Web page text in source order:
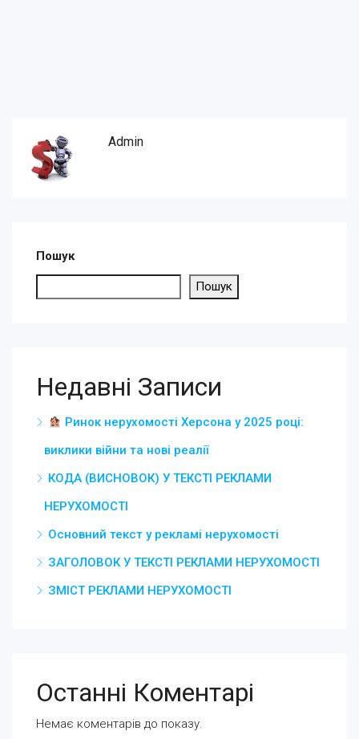
Admin
Пошук
Пошук
Недавні Записи
Ринок нерухомості Херсона у 2025 році:
виклики війни та нові реалії
КОДА (ВИСНОВОК) У ТЕКСТІ РЕКЛАМИ
НЕРУХОМОСТІ
Основний текст у рекламі нерухомості
ЗАГОЛОВОК У ТЕКСТІ РЕКЛАМИ НЕРУХОМОСТІ
ЗМІСТ РЕКЛАМИ НЕРУХОМОСТІ
Останні Коментарі
Немає коментарів до показу.